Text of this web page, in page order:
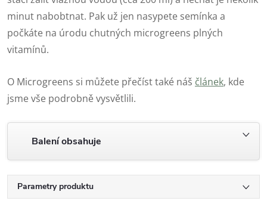
minut nabobtnat. Pak už jen nasypete semínka a
počkáte na úrodu chutných microgreens plných
vitamínů.
O Microgreens si můžete přečíst také náš článek, kde
jsme vše podrobně vysvětlili.
Balení obsahuje
Parametry produktu